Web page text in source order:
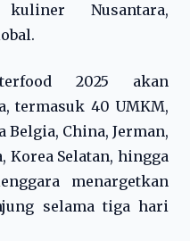
Nusantara,
2025 akan
termasuk 40 UMKM,
Belgia, China, Jerman,
Korea Selatan, hingga
menargetkan
selama tiga hari